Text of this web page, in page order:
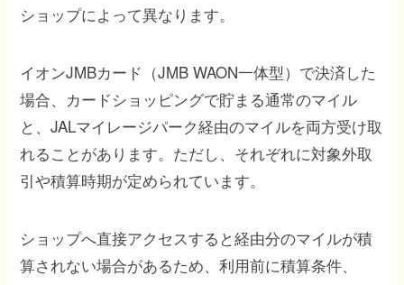
ショップによって異なります。
イオンJMBカード（JMB WAON一体型）で決済した
場合、カードショッピングで貯まる通常のマイル
と、JALマイレージパーク経由のマイルを両方受け取
れることがあります。ただし、それぞれに対象外取
引や積算時期が定められています。
ショップへ直接アクセスすると経由分のマイルが積
算されない場合があるため、利用前に積算条件、